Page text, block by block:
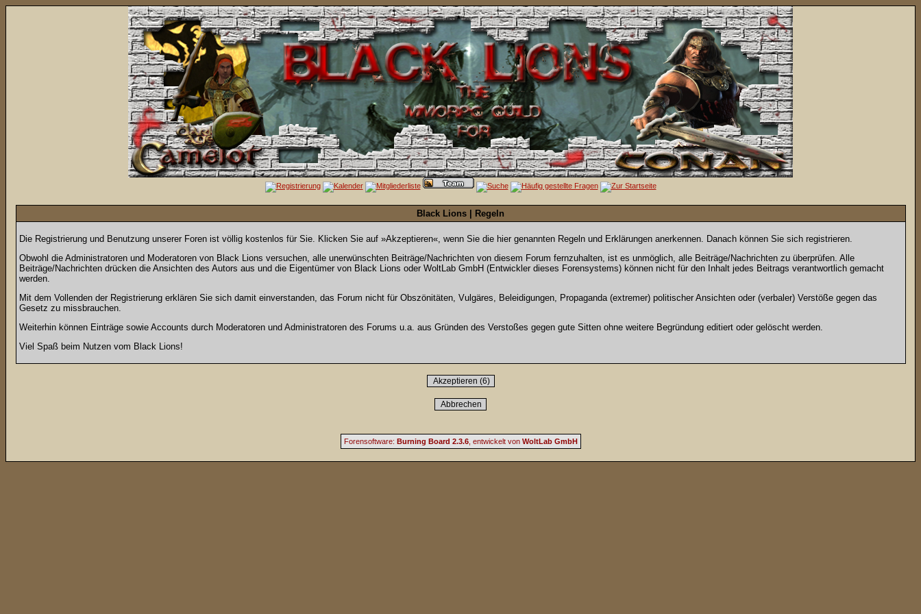
Black Lions | Regeln
Die Registrierung und Benutzung unserer Foren ist völlig kostenlos für Sie. Klicken Sie auf »Akzeptieren«, wenn Sie die hier genannten Regeln und Erklärungen anerkennen. Danach können Sie sich registrieren.
Obwohl die Administratoren und Moderatoren von Black Lions versuchen, alle unerwünschten Beiträge/Nachrichten von diesem Forum fernzuhalten, ist es unmöglich, alle Beiträge/Nachrichten zu überprüfen. Alle
Beiträge/Nachrichten drücken die Ansichten des Autors aus und die Eigentümer von Black Lions oder WoltLab GmbH (Entwickler dieses Forensystems) können nicht für den Inhalt jedes Beitrags verantwortlich gemacht
werden.
Mit dem Vollenden der Registrierung erklären Sie sich damit einverstanden, das Forum nicht für Obszönitäten, Vulgäres, Beleidigungen, Propaganda (extremer) politischer Ansichten oder (verbaler) Verstöße gegen das
Gesetz zu missbrauchen.
Weiterhin können Einträge sowie Accounts durch Moderatoren und Administratoren des Forums u.a. aus Gründen des Verstoßes gegen gute Sitten ohne weitere Begründung editiert oder gelöscht werden.
Viel Spaß beim Nutzen vom Black Lions!
Forensoftware: Burning Board 2.3.6, entwickelt von WoltLab GmbH